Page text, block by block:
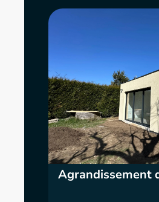
Agrandissement